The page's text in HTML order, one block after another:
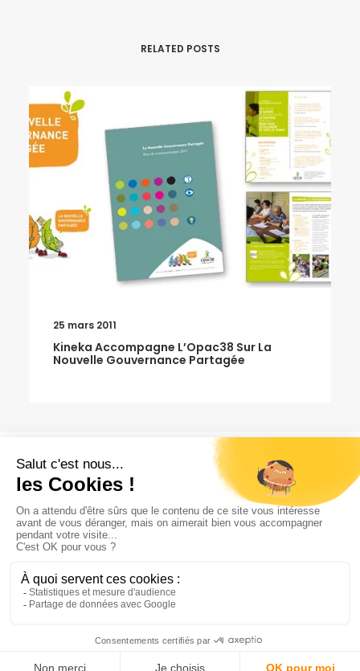
RELATED POSTS
25 mars 2011
Kineka Accompagne L’Opac38 Sur La
Nouvelle Gouvernance Partagée
BLOG